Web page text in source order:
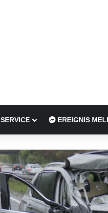
SERVICE EREIGNIS